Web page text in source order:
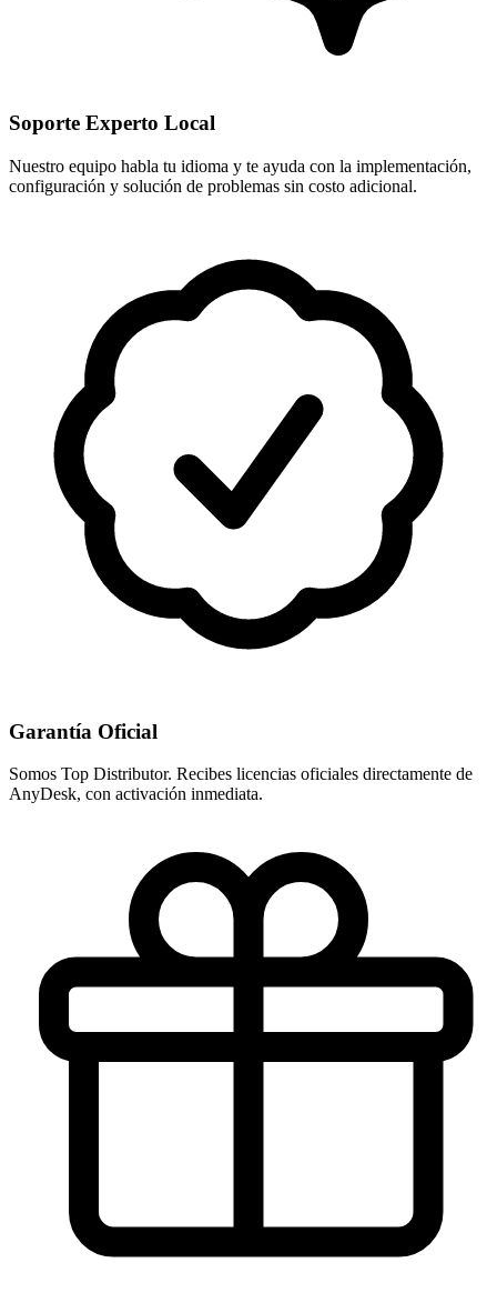
Soporte Experto Local
Nuestro equipo habla tu idioma y te ayuda con la implementación,
configuración y solución de problemas sin costo adicional.
Garantía Oficial
Somos Top Distributor. Recibes licencias oficiales directamente de
AnyDesk, con activación inmediata.